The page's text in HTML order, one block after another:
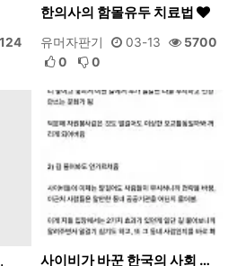
한의사의 함몰유두 치료법
유머자판기 03-13
5700
0
0
사이비가 바꾼 한국의 사회 …